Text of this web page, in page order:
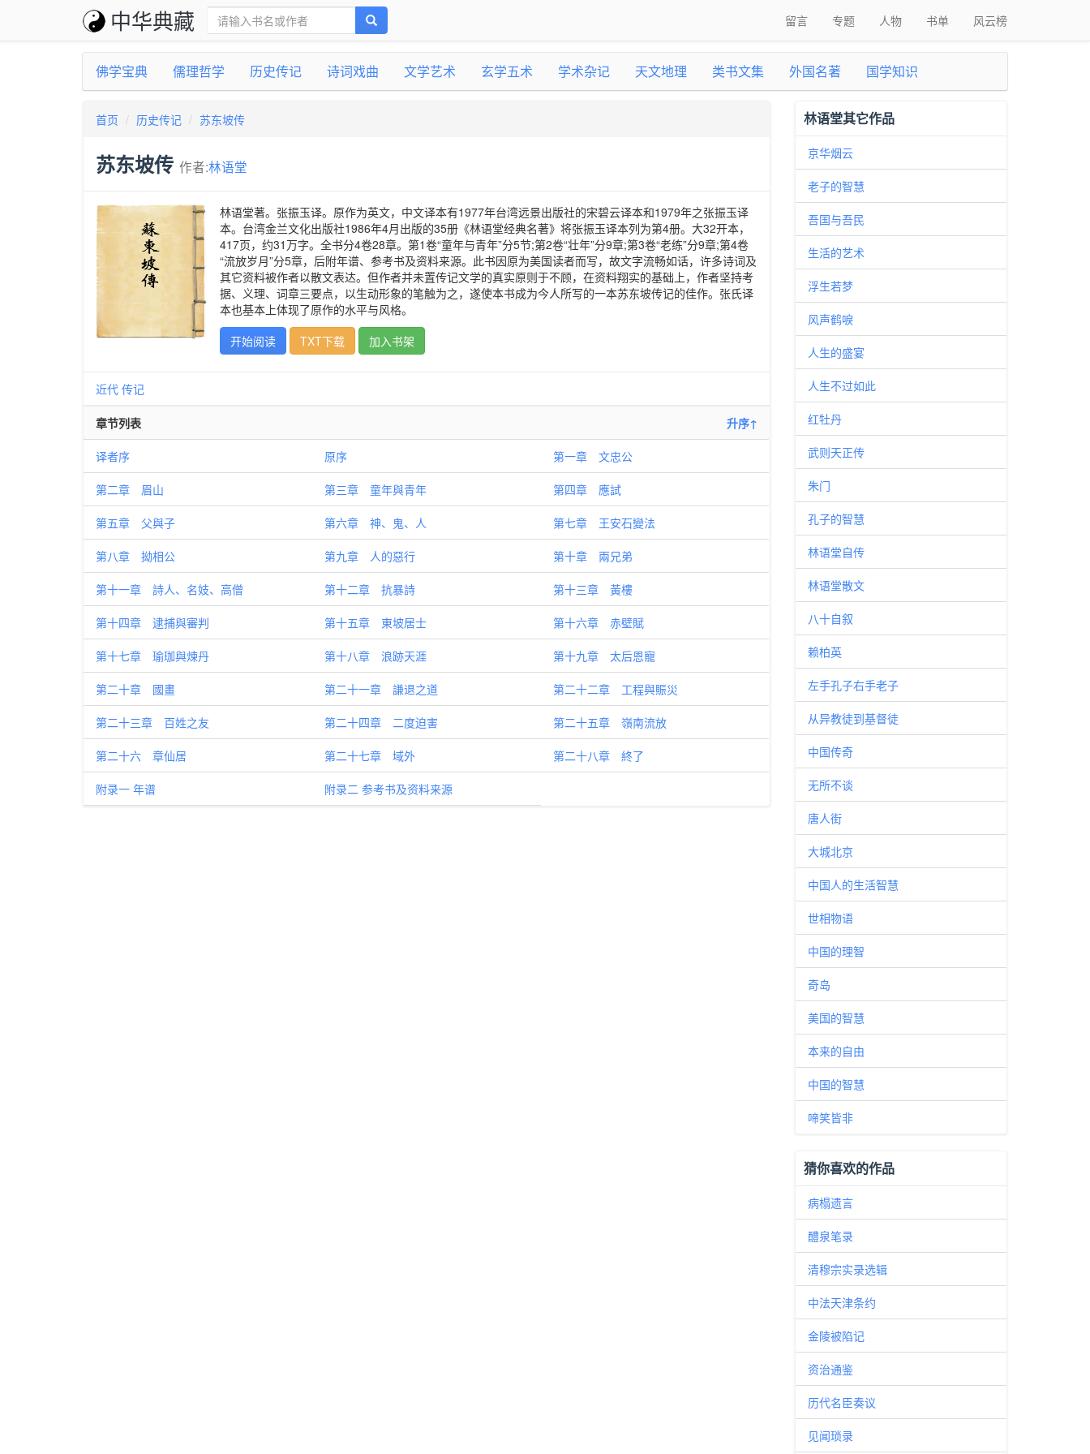
中华典藏 留言 专题 人物 书单 风云榜
佛学宝典 儒理哲学 历史传记 诗词戏曲 文学艺术 玄学五术 学术杂记 天文地理 类书文集 外国名著 国学知识
首页 历史传记 苏东坡传
苏东坡传 作者:林语堂
林语堂著。张振玉译。原作为英文，中文译本有1977年台湾远景出版社的宋碧云译本和1979年之张振玉译
本。台湾金兰文化出版社1986年4月出版的35册《林语堂经典名著》将张振玉译本列为第4册。大32开本，
417页，约31万字。全书分4卷28章。第1卷“童年与青年”分5节;第2卷“壮年”分9章;第3卷“老练”分9章;第4卷
“流放岁月”分5章，后附年谱、参考书及资料来源。此书因原为美国读者而写，故文字流畅如话，许多诗词及
其它资料被作者以散文表达。但作者并未置传记文学的真实原则于不顾，在资料翔实的基础上，作者坚持考
据、义理、词章三要点，以生动形象的笔触为之，遂使本书成为今人所写的一本苏东坡传记的佳作。张氏译
本也基本上体现了原作的水平与风格。
开始阅读
TXT下载 加入书架
近代 传记
章节列表 升序↑
译者序 原序 第一章 文忠公
第二章 眉山 第三章 童年與青年 第四章 應試
第五章 父與子 第六章 神、鬼、人 第七章 王安石變法
第八章 拗相公 第九章 人的惡行 第十章 兩兄弟
第十一章 詩人、名妓、高僧 第十二章 抗暴詩 第十三章 黃樓
第十四章 逮捕與審判 第十五章 東坡居士 第十六章 赤壁賦
第十七章 瑜珈與煉丹 第十八章 浪跡天涯 第十九章 太后恩寵
第二十章 國畫 第二十一章 謙退之道 第二十二章 工程與賑災
第二十三章 百姓之友 第二十四章 二度迫害 第二十五章 嶺南流放
第二十六 章仙居 第二十七章 域外 第二十八章 終了
附录一 年谱 附录二 参考书及资料来源
林语堂其它作品
京华烟云
老子的智慧
吾国与吾民
生活的艺术
浮生若梦
风声鹤唳
人生的盛宴
人生不过如此
红牡丹
武则天正传
朱门
孔子的智慧
林语堂自传
林语堂散文
八十自叙
赖柏英
左手孔子右手老子
从异教徒到基督徒
中国传奇
无所不谈
唐人街
大城北京
中国人的生活智慧
世相物语
中国的理智
奇岛
美国的智慧
本来的自由
中国的智慧
啼笑皆非
猜你喜欢的作品
病榻遗言
醴泉笔录
清穆宗实录选辑
中法天津条约
金陵被陷记
资治通鉴
历代名臣奏议
见闻琐录